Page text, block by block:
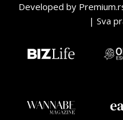
Developed by
| Sva